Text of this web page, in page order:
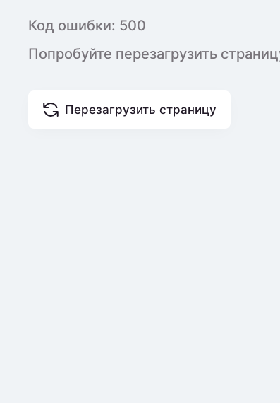
Код ошибки: 500
Попробуйте перезагрузить
Перезагрузить страницу